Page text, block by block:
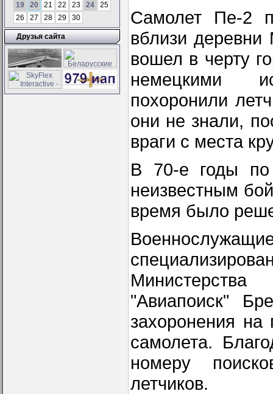
19
20 21 22 23 24
25
26
27 28 29 30
Друзья сайта
Самолет Пе-2
вблизи деревни
вошел в черту
немецкими
похоронили
они не знали,
враги с места
В 70-е годы по
неизвестным
время было
"Авиапоиск"
захоронения
самолета.
номеру
летчиков.